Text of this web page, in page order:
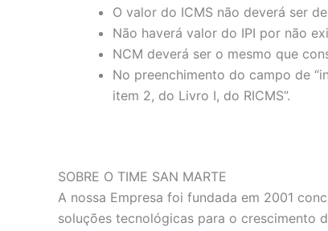
O valor do ICMS não deverá ser
Não haverá valor do IPI por não
NCM deverá ser o mesmo que
No preenchimento do campo de
item 2, do Livro I, do RICMS”.
SOBRE O TIME SAN MARTE
A nossa Empresa foi fundada em 2001
soluções tecnológicas para o crescimento